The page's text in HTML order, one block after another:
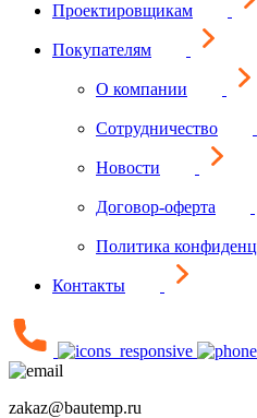
Проектировщикам
Покупателям
О компании
Сотрудничество
Новости
Договор-оферта
Политика
Контакты
zakaz@bautemp.ru